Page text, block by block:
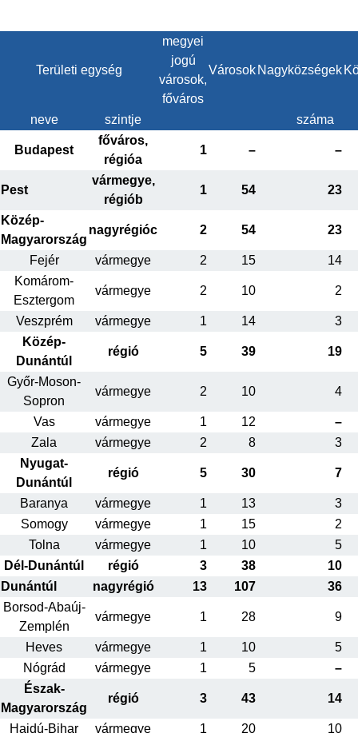
Területi egység
megyei
jogú
városok,
főváros
Városok Nagyközségek
neve szintje száma
Budapest
főváros,
régióa
1 – –
Pest
vármegye,
régiób
1 54 23
Közép-
Magyarország
nagyrégióc 2 54 23
Fejér vármegye 2 15
14
Komárom-
Esztergom
vármegye 2 10 2
Veszprém vármegye 1 14
3
Közép-
Dunántúl
régió 5 39 19
Győr-Moson-
Sopron
vármegye 2 10 4
Vas vármegye 1 12
–
Zala
vármegye 2 8
3
Nyugat-
Dunántúl
régió 5 30 7
Baranya vármegye 1 13
3
Somogy
vármegye 1 15
2
Tolna
vármegye 1 10
5
Dél-Dunántúl
régió 3 38
10
Dunántúl
nagyrégió 13 107
36
Borsod-Abaúj-
Zemplén
vármegye 1 28 9
Heves vármegye 1 10
5
Nógrád
vármegye 1 5
–
Észak-
Magyarország
régió 3 43 14
Hajdú-Bihar vármegye 1 20
10